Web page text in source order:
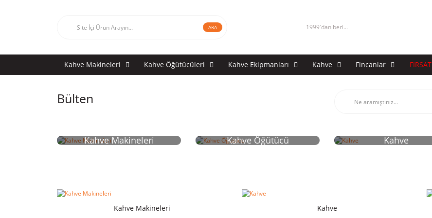
ARA 1999'dan beri...
Kahve Makineleri Kahve Öğütücüleri Kahve Ekipmanları Kahve Fincanlar FIRSAT
Bülten
Kahve Makineleri Kahve Öğütücü Kahve
Kahve Makineleri Kahve